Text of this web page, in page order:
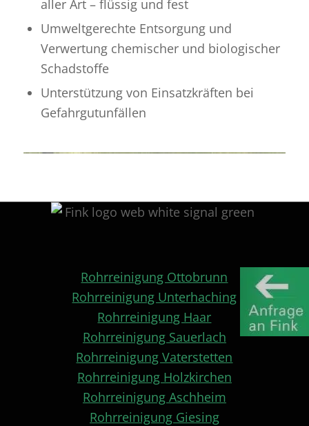
aller Art – flüssig und fest
Umweltgerechte Entsorgung und
Verwertung chemischer und biologischer
Schadstoffe
Unterstützung von Einsatzkräften bei
Gefahrgutunfällen
Rohrreinigung Ottobrunn
Rohrreinigung Unterhaching
Rohrreinigung Haar
Rohrreinigung Sauerlach
Rohrreinigung Vaterstetten
Rohrreinigung Holzkirchen
Rohrreinigung Aschheim
Rohrreinigung Giesing